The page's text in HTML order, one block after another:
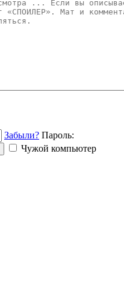
Забыли? Пароль:
Чужой компьютер